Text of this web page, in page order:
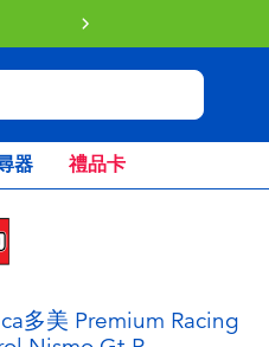
器 禮品卡
多美 Premium Racing